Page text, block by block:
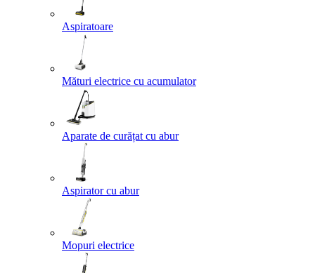
Aspiratoare
Mături electrice cu acumulator
Aparate de curățat cu abur
Aspirator cu abur
Mopuri electrice